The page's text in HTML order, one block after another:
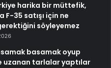
harika bir müttefik,
F-35 satışı için ne
söyleyemez
basamak oyup
uzanan tarlalar yaptılar